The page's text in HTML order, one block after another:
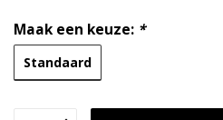
Maak een keuze: *
Standaard